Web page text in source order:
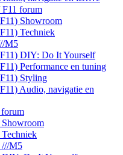
forum
Showroom
Techniek
M5
DIY: Do It Yourself
Performance en tuning
Styling
Audio, navigatie en
M5